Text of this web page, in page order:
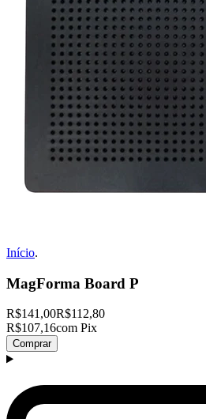
Início.
MagForma Board P
R$141,00R$112,80
R$107,16com Pix
Comprar